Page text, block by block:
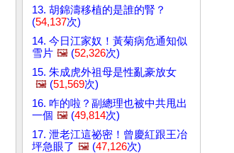
13. 胡錦濤移植的是誰的腎？
(54,137次)
14. 今日江家奴！黃菊病危通知似
雪片 🖼️ (52,326次)
15. 朱成虎外祖母是性亂豪放女
🖼️ (51,569次)
16. 咋的啦？副總理也被中共甩出
一個 🖼️ (49,814次)
17. 泄老江這祕密！曾慶紅跟王冶
坪急眼了 🖼️ (47,126次)